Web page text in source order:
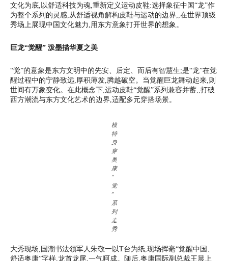
文化为底,以舒适科技为魂,重新定义运动皮鞋:选择象征中国“龙”作
为整个系列的灵感,从舒适视角解构皮鞋与运动的边界,,在世界顶级
秀场上展现中国文化魅力,用东方意象打开世界的想象。
巨龙“觉醒” 泼墨描华夏之美
“觉”的意象是东方文明中的先安、后定、而后有智慧生;是“龙”在觉
醒过程中的宁静致远,厚积薄发,腾越破空。当觉醒巨龙舞动起来,则
世间有万象变化。在此概念下,运动皮鞋“觉醒”系列兼容并蓄,,打破
西方潮流与东方文化艺术的边界,适配多元穿搭场景。
模
特
身
穿
奥
康
“
觉
”
系
列
走
秀
大秀现场,国潮书法领军人朱敬一以T台为纸,现场挥毫“觉醒中国、
舒适奥康”字样,龙首龙尾,一气呵成。随后,奥康国际副总裁王晨上